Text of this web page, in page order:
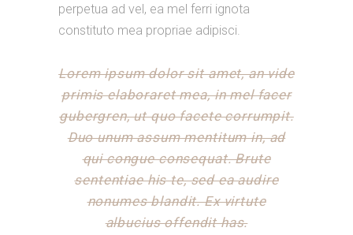
perpetua ad vel, ea mel ferri ignota
constituto mea propriae adipisci.
Lorem ipsum dolor sit amet, an vide
primis elaboraret mea, in mel facer
gubergren, ut quo facete corrumpit.
Duo unum assum mentitum in, ad
qui congue consequat. Brute
sententiae his te, sed ea audire
nonumes blandit. Ex virtute
albucius offendit has.